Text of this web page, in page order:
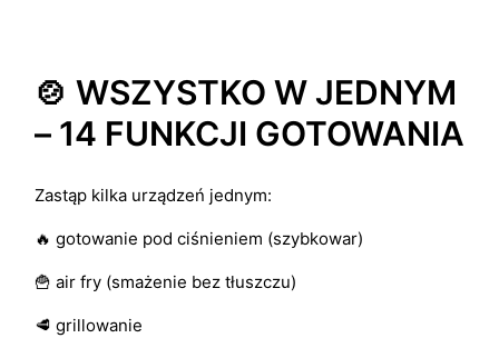
🍲 WSZYSTKO W JEDNYM
– 14 FUNKCJI GOTOWANIA
Zastąp kilka urządzeń jednym:
🔥 gotowanie pod ciśnieniem (szybkowar)
🍟 air fry (smażenie bez tłuszczu)
🥩 grillowanie